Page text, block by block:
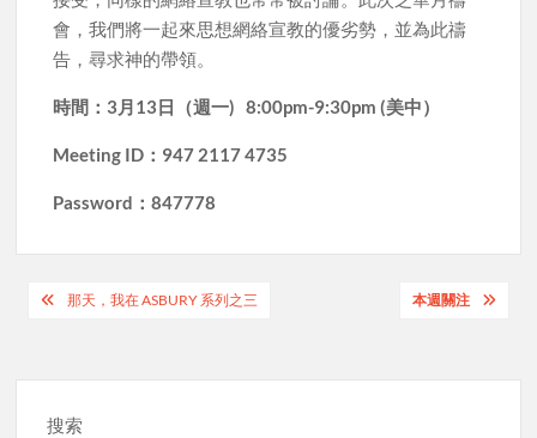
會，我們將一起來思想網絡宣教的優劣勢，並為此禱
告，尋求神的帶領。
時間： 3 月13日（週一) 8:00pm-9:30pm (美中）
Meeting ID：947 2117 4735
Password：847778
Post那天，我在 ASBURY 系列之三 本週關注
搜索